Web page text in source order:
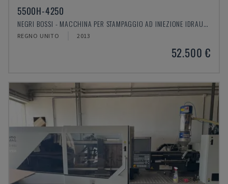
5500H-4250
NEGRI BOSSI - MACCHINA PER STAMPAGGIO AD INIEZIONE IDRAULICA
REGNO UNITO 2013
52.500 €